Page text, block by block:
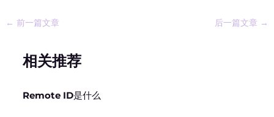
← 前一篇文章 后一篇文章 →
相关推荐
Remote ID是什么